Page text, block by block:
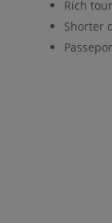
Rich
Shorter